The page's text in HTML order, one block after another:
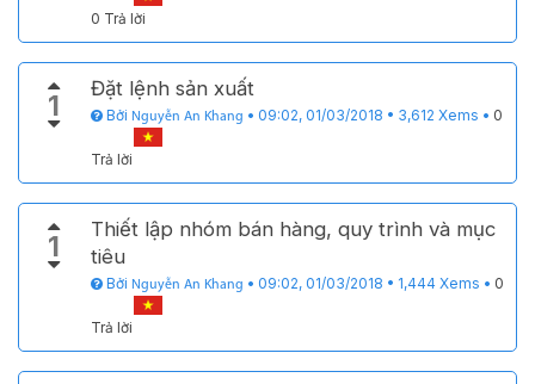
0 Trả lời
1
Đặt lệnh sản xuất
Bởi Nguyễn An Khang • 09:02, 01/03/2018 • 3,612 Xems • 0
Trả lời
1
Thiết lập nhóm bán hàng, quy trình và mục
tiêu
Bởi Nguyễn An Khang • 09:02, 01/03/2018 • 1,444 Xems • 0
Trả lời